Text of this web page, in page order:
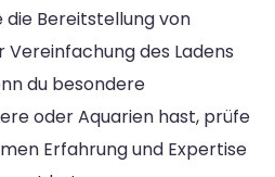
die Bereitstellung von
Vereinfachung des Ladens
du besondere
oder Aquarien hast, prüfe
Erfahrung und Expertise